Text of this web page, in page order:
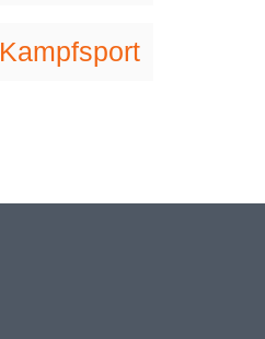
Kampfsport